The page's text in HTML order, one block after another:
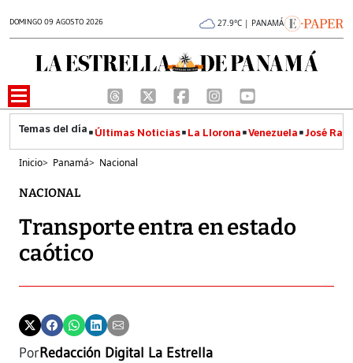
DOMINGO 09 AGOSTO 2026 27.9°C | PANAMÁ
Últimas Noticias La Llorona Venezuela José
Inicio> Panamá> Nacional
NACIONAL
Transporte entra en estado
caótico
PorRedacción Digital La Estrella